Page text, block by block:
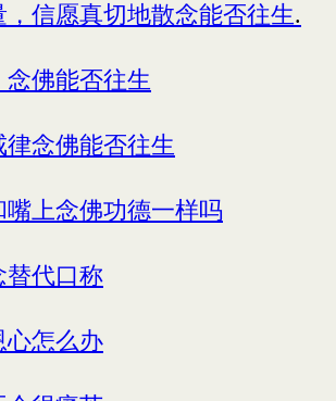
，信愿真切地散念能否往生.
念佛能否往生
律念佛能否往生
嘴上念佛功德一样吗
替代口称
心怎么办